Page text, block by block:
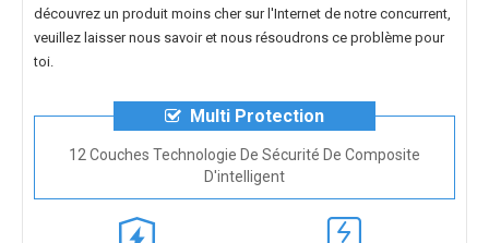
découvrez un produit moins cher sur l'Internet de notre concurrent,
veuillez laisser nous savoir et nous résoudrons ce problème pour
toi.
Multi Protection
12 Couches Technologie De Sécurité De Composite
D'intelligent